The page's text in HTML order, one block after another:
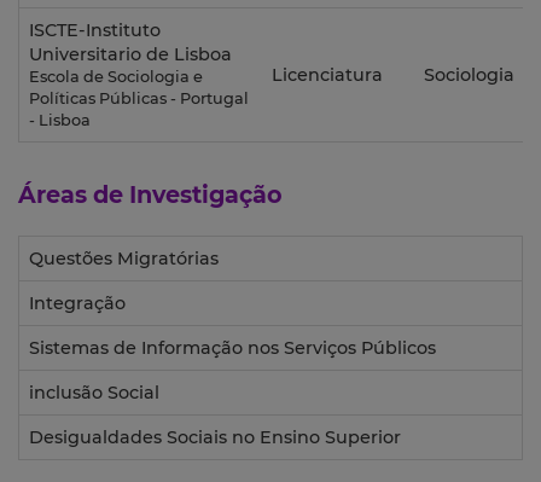
ISCTE-Instituto
Universitario de Lisboa
Escola de Sociologia e
Políticas Públicas - Portugal
- Lisboa
Licenciatura Sociologia
Áreas de Investigação
Questões Migratórias
Integração
Sistemas de Informação nos Serviços Públicos
inclusão Social
Desigualdades Sociais no Ensino Superior